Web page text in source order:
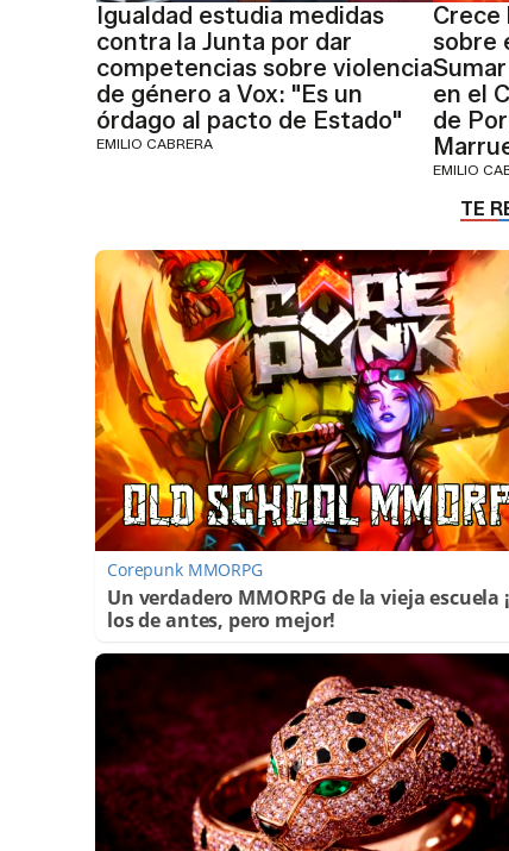
Igualdad estudia medidas
contra la Junta por dar
competencias sobre violencia
de género a Vox: "Es un
órdago al pacto de Estado"
EMILIO CABRERA
Crece
sobre
en el
de
EMILIO
Corepunk MMORPG
Un verdadero MMORPG de la vieja escuela
los de antes, pero mejor!